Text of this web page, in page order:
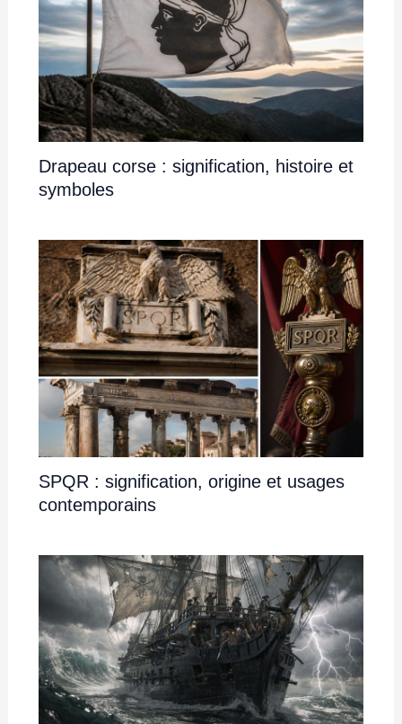
Drapeau corse : signification, histoire et
symboles
SPQR : signification, origine et usages
contemporains